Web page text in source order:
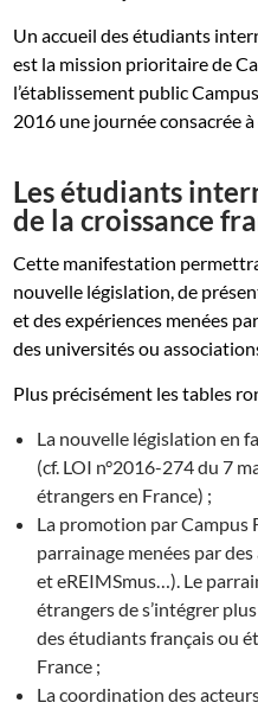
Un accueil des étudiants
est la mission prioritaire de
l’établissement public
2016 une journée consacrée
Les étudiants
de la croissance
Cette manifestation
nouvelle législation, de
et des expériences menées
des universités ou
Plus précisément les tables
La nouvelle législation en
(cf. LOI n°2016-274 du 7
étrangers en France) ;
La promotion par Campus
parrainage menées par
et eREIMSmus…). Le
étrangers de s’intégrer
des étudiants français ou
France ;
La coordination des